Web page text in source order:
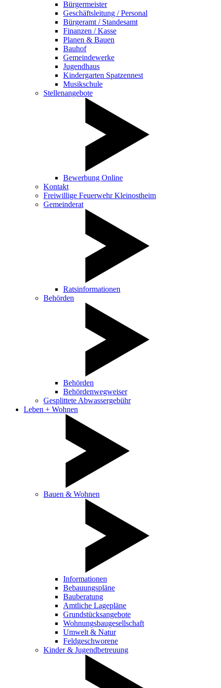
Bürgermeister
Geschäftsleitung / Personal
Bürgeramt / Standesamt
Finanzen / Kasse
Planen & Bauen
Bauhof
Gemeindewerke
Jugendhaus
Kindergarten Spatzennest
Musikschule
Stellenangebote
Bewerbung Online
Kontakt
Freiwillige Feuerwehr Kleinostheim
Gemeinderat
Ratsinformationen
Behörden
Behörden
Behördenwegweiser
Gesplittete Abwassergebühr
Leben + Wohnen
Bauen & Wohnen
Informationen
Bebauungspläne
Bauberatung
Amtliche Lagepläne
Grundstücksangebote
Wohnungsbaugesellschaft
Umwelt & Natur
Feldgeschworene
Kinder & Jugendbetreuung